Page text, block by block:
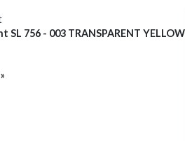
SL 756 - 003 TRANSPARENT YELLOW